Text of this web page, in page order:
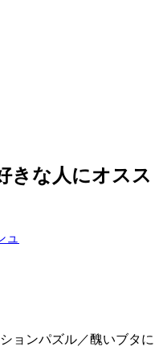
きな人にオスス
ョンパズル／醜いブタに